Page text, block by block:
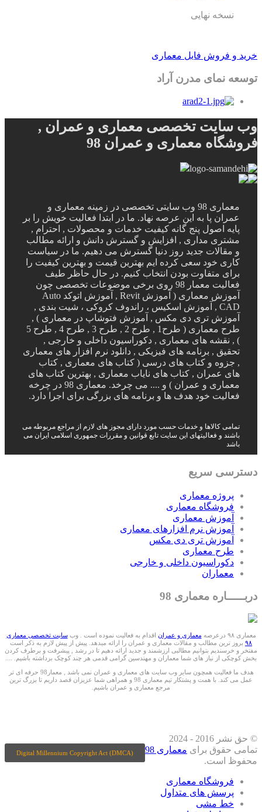
نسخه نهایی
خرید و فروش فایل معماری
توسعه نمای مدرن آراد
وب سایت تخصصی معماری و عمران ,
فروشگاه معماری و عمران 98
معماری 98 وب سایتی تخصصی در زمینه معماری و
عمران پا به این عرصه نهاد. ما در ابتدا فعالیت خویش را بر
پایه اصول پنج گانه کیفیت خدمات و محصولات , احترام ,
مشتری مداری , افزایش و گسترش دانش و ارائه مطالب
و مقالات جدید روز دنیا گسترش می دهیم. ما در سیاست
کاری خود سعی کرده ایم بهترین قیمت و بهترین کیفیت را
برای متفاوت بودن انتخاب کنیم. در حال حاظر طیف
فعالیت معمار 98 روی برخی موضوعات تخصصی چون
آموزش معماری ( آموزش Revit , آموزش اتوکد Auto
CAD , آموزش اسکیس ، راندوف کروکی ، شیت بندی ,
آموزش تری دی مکس , آموزش فتوشاپ در معماری ) ,
طرح معماری ( طرح1 , طرح 2 , طرح 3 , طرح 4 , طرح 5
) , نقشه های معماری , دکوراسیون داخلی و خارجی ,
تحقیق , برنامه های فیزیکی , دانلود نرم افزار های معماری
, جزوه و کتاب های درسی ( کتاب های معماری , کتاب
های عمران , کتاب های نایاب معماری , بهترین کتاب های
معماری و عمران ) و .... می چرخد. معماری 98 در چرخه
فعالیت خود هدف ها و برنامه های بزرگی برای اجرا دارد.
تمامی کالاها و خدمات حسب مورد دارای مجوز های لازم از مراجع مربوطه می
باشند و فعالیتهای این سایت تابع قوانین و مقررات جمهوری اسلامی ایران می
باشد
دسترسی سریع
پروژه معماری
فروشگاه معماری
آموزش معماری
آموزش نرم افزارهای معماری
آموزش تری دی مکس
طرح معماری
دکوراسیون داخلی و خارجی
معماران
دربـــــاره معماری 98
معماری ۹۸ درعرصه معماری و عمران اقدام به فعالیت نموده است . وبسایت تخصصی معماری
۹۸ بروز ترین مطالب و مقالات معماری و عمران را ارائه میدهد. پیش از پیش لازم به ذکر است
مفتخر و خرسندیم بتوانیم مطالبی ارزشمند و جدید ارائه دهیم تا در رشد , پیشرفت و برطرف کردن
بخش کوچکی از نیاز های شما معماران و مهندسین گرامی قدمی هر چند کوچک برداشته باشیم. ....
هدف ما فعالیت همچون سایر وب سایت های معماری و عمران نمی باشد , معمار98 حرفه ای تر
عمل می کند. با همت و پشتکار تیم معماری 98 و همراهی شما عزیزان قصد داریم تا بزرگ ترین
مرجع معماری و عمران باشیم.
Digital Millennium Copyright Act (DMCA)
© حق نشر 2016 - 2024
تمامی حقوق برای معماری 98
محفوظ است.
فروشگاه معماری
پرسش های متداول
خط مشی